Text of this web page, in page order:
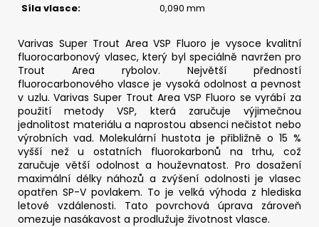
Síla vlasce: 0,090 mm
Varivas Super Trout Area VSP Fluoro je vysoce kvalitní
fluorocarbonový vlasec, který byl speciálně navržen pro
Trout Area rybolov. Největší předností
fluorocarbonového vlasce je vysoká odolnost a pevnost
v uzlu. Varivas Super Trout Area VSP Fluoro se vyrábí za
použití metody VSP, která zaručuje výjimečnou
jednolitost materiálu a naprostou absenci nečistot nebo
výrobních vad. Molekulární hustota je přibližně o 15 %
vyšší než u ostatních fluorokarbonů na trhu, což
zaručuje větší odolnost a houževnatost. Pro dosažení
maximální délky náhozů a zvýšení odolnosti je vlasec
opatřen SP-V povlakem. To je velká výhoda z hlediska
letové vzdálenosti.
Tato povrchová úprava zároveň
omezuje nasákavost a prodlužuje životnost vlasce.
7
G
55
Kč